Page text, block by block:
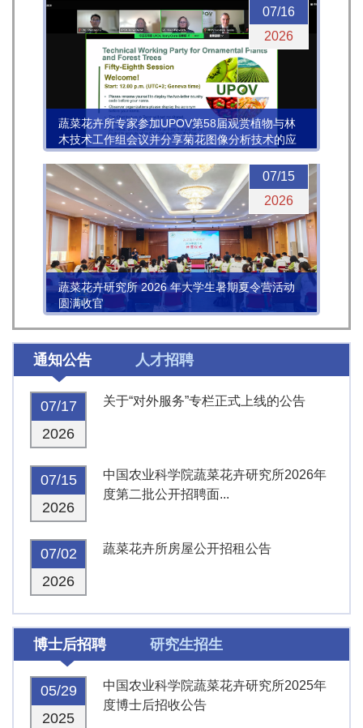
07/16
2026
蔬菜花卉所专家参加UPOV第58届观赏植物与林
木技术工作组会议并分享菊花图像分析技术的应
用进展
07/15
2026
蔬菜花卉研究所 2026 年大学生暑期夏令营活动
圆满收官
通知公告 人才招聘
07/17
2026
关于“对外服务”专栏正式上线的公告
07/15
2026
中国农业科学院蔬菜花卉研究所2026年
度第二批公开招聘面...
07/02
2026
蔬菜花卉所房屋公开招租公告
博士后招聘 研究生招生
05/29
2025
中国农业科学院蔬菜花卉研究所2025年
度博士后招收公告